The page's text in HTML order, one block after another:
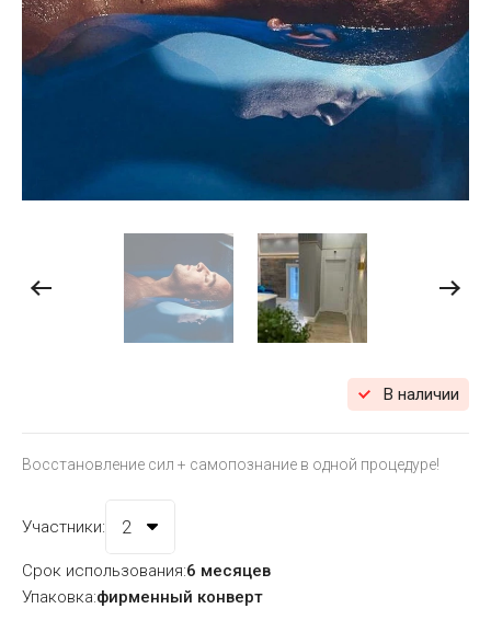
В наличии
Восстановление сил + самопознание в одной процедуре!
Участники:
Срок использования:6 месяцев
Упаковка:фирменный конверт